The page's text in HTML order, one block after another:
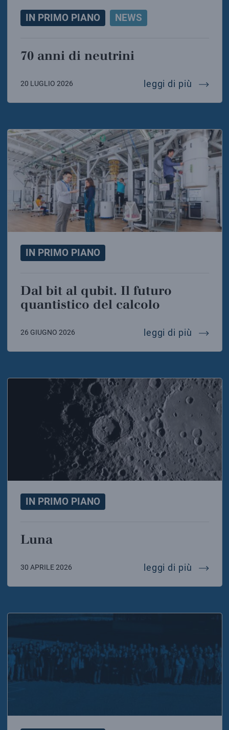
IN PRIMO PIANO NEWS
70 anni di neutrini
20 LUGLIO 2026 leggi di più 70
IN PRIMO PIANO
Dal bit al qubit. Il futuro
quantistico del calcolo
26 GIUGNO 2026 leggi di più dal bit
IN PRIMO PIANO
Luna
30 APRILE 2026 leggi di più luna